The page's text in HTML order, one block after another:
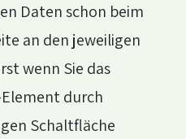
Daten schon beim
an den jeweiligen
wenn Sie das
durch
Schaltfläche